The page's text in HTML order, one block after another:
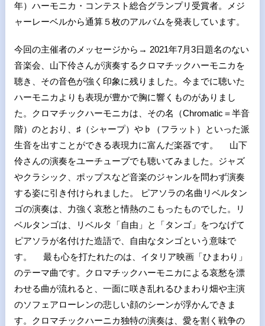
年）ハーモニカ・コンテスト総合グランプリ受賞者。メジ
ャーレーベルから通算５枚のアルバムを発表しています。
今回の主催者のメッセージから→ 2021年7月3日題名のない
音楽会、山下伶さんが演奏するクロマチックハーモニカを
聴き、その音色が強く印象に残りました。今までに聴いた
ハーモニカよりも表現が豊かで胸に響くものがありまし
た。クロマチックハーモニカは、その名（Chromatic＝半音
階）のとおり、♯（シャープ）や♭（フラット）といった派
生音を出すことができる表現力に富んだ楽器です。 山下
伶さんの演奏をユーチューブでも聴いてみました。ジャズ
やクラシック、ポップスなど音楽のジャンルを問わず演奏
する姿に引き付けられました。 ピアソラの名曲リベルタン
ゴの演奏は、力強く哀愁と情熱のこもったものでした。リ
ベルタンゴは、リベルタ「自由」と「タンゴ」をつなげて
ピアソラが名付けた造語で、自由なタンゴという意味で
す。 最も心を打たれたのは、イタリア映画「ひまわり」
のテーマ曲です。クロマチックハーモニカによる哀愁を漂
わせる曲が流れると、一面に咲き乱れるひまわり畑や主演
のソフェアローレンの悲しい顔のシーンが浮かんできま
す。クロマチックハーニカ独特の演奏は、愛を割く戦争の